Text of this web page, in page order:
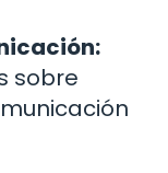
sobre